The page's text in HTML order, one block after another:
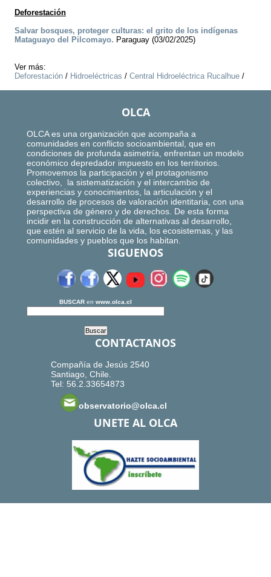
Deforestación
Salvar bosques, proteger culturas: el grito de los indígenas
Mataguayo del Pilcomayo. Paraguay (03/02/2025)
Ver más:
Deforestación / Hidroeléctricas / Central Hidroeléctrica Rucalhue /
OLCA
OLCA es una organización que acompaña a
comunidades en conflicto socioambiental, que en
condiciones de profunda asimetría, enfrentan un modelo
económico depredador impuesto en los territorios.
Promovemos la participación y el protagonismo
colectivo, la sistematización y el intercambio de
experiencias y conocimientos, la articulación y el
desarrollo de procesos de valoración identitaria, con una
perspectiva de género y de derechos. De esta forma
incidir en la construcción de alternativas al desarrollo,
que estén al servicio de la vida, los ecosistemas, y las
comunidades y pueblos que los habitan.
SIGUENOS
BUSCAR en www.olca.cl
CONTACTANOS
Compañía de Jesús 2540
Santiago, Chile.
Tel: 56.2.33654873
observatorio@olca.cl
UNETE AL OLCA